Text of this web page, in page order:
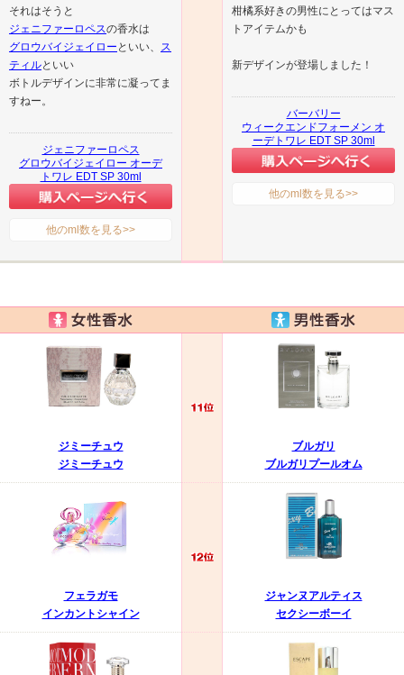
それはそうと
ジェニファーロペスの香水は
グロウバイジェイロー といい、
ス
ティルといい
ボトルデザインに非常に凝ってま
すねー。
ジェニファーロペス
グロウバイジェイロー オーデ
トワレ EDT SP 30ml
他のml数を見る>>
柑橘系好きの男性にとってはマス
トアイテムかも
新デザインが登場しました！
バーバリー
ウィークエンドフォーメン オ
ーデトワレ EDT SP 30ml
他のml数を見る>>
ジミーチュウ
ジミーチュウ
ブルガリ
ブルガリプールオム
フェラガモ
インカントシャイン
ジャンヌアルティス
セクシーボーイ